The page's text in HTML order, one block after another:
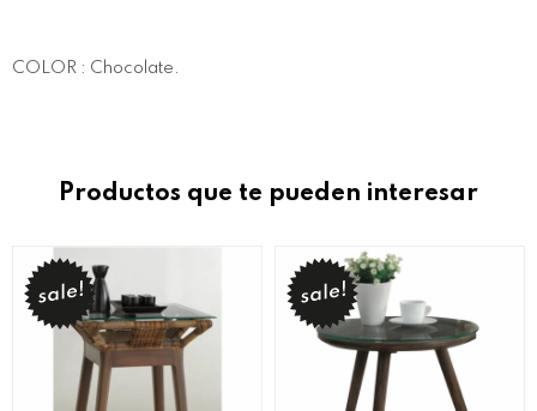
COLOR : Chocolate.
Productos que te pueden interesar